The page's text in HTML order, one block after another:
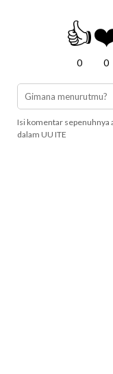
👍
0 0
Isi komentar sepenuhnya
dalam UU ITE